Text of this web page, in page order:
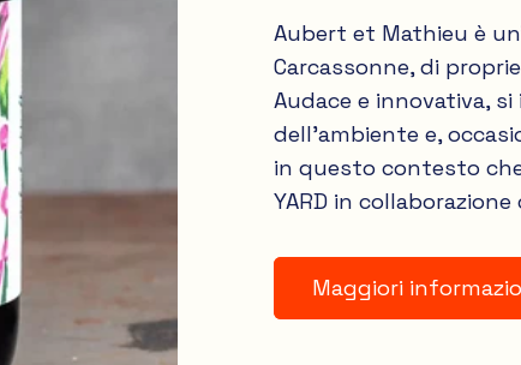
Aubert et Mathieu è
Carcassonne, di
Audace e innovativa,
dell'ambiente e,
in questo contesto
YARD in collaborazione
Maggiori